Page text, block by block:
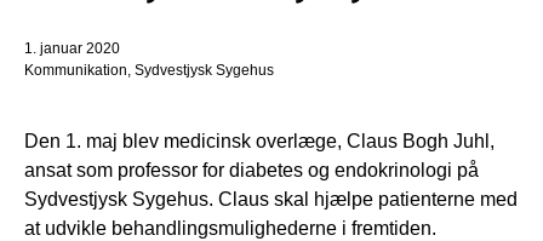
1. januar 2020
Kommunikation, Sydvestjysk Sygehus
Den 1. maj blev medicinsk overlæge, Claus Bogh Juhl,
ansat som professor for diabetes og endokrinologi på
Sydvestjysk Sygehus. Claus skal hjælpe patienterne med
at udvikle behandlingsmulighederne i fremtiden.